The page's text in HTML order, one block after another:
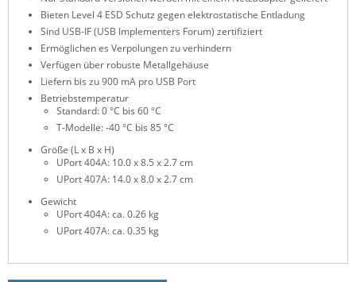
News zu unseren Herstellern
Bieten Level 4 ESD Schutz gegen elektrostatische Entladung
Sind USB-IF (USB Implementers Forum) zertifiziert
Ermöglichen es Verpolungen zu verhindern
Verfügen über robuste Metallgehäuse
Liefern bis zu 900 mA pro USB Port
Betriebstemperatur
Standard: 0 °C bis 60 °C
T-Modelle: -40 °C bis 85 °C
Größe (L x B x H)
UPort 404A: 10.0 x 8.5 x 2.7 cm
UPort 407A: 14.0 x 8.0 x 2.7 cm
Gewicht
UPort 404A: ca. 0.26 kg
UPort 407A: ca. 0.35 kg